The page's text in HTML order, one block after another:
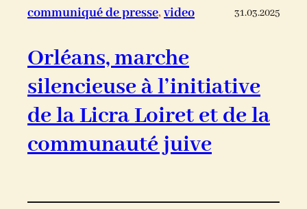
communiqué de presse, video 31.03.2025
Orléans, marche
silencieuse à l’initiative
de la Licra Loiret et de la
communauté juive